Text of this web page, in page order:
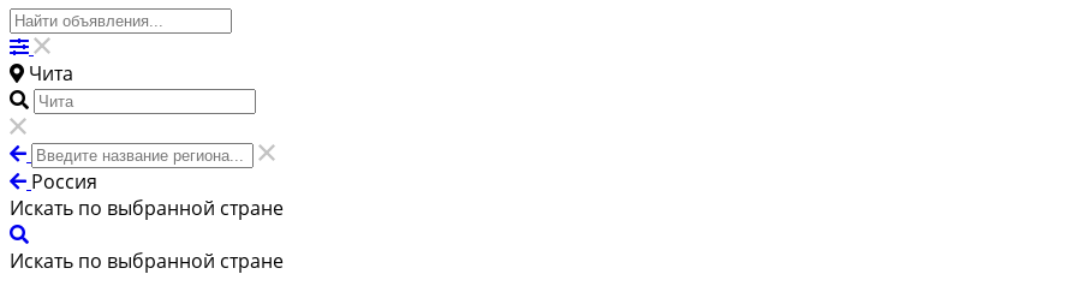
Чита
Россия
Искать по выбранной стране
Искать по выбранной стране